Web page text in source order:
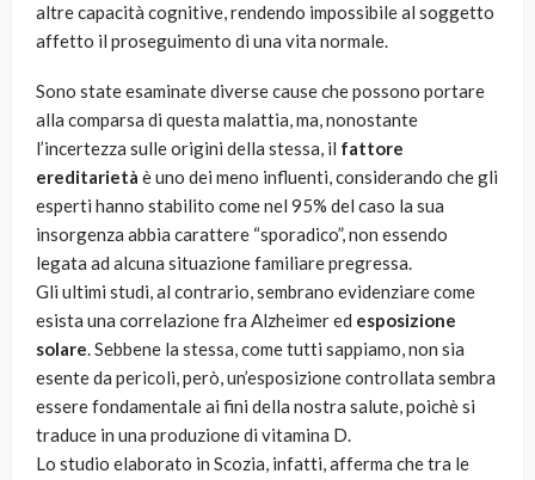
altre capacità cognitive, rendendo impossibile al soggetto
affetto il proseguimento di una vita normale.
Sono state esaminate diverse cause che possono portare
alla comparsa di questa malattia, ma, nonostante
l’incertezza sulle origini della stessa, il fattore
ereditarietà è uno dei meno influenti, considerando che gli
esperti hanno stabilito come nel 95% del caso la sua
insorgenza abbia carattere “sporadico”, non essendo
legata ad alcuna situazione familiare pregressa.
Gli ultimi studi, al contrario, sembrano evidenziare come
esista una correlazione fra Alzheimer ed esposizione
solare. Sebbene la stessa, come tutti sappiamo, non sia
esente da pericoli, però, un’esposizione controllata sembra
essere fondamentale ai fini della nostra salute, poichè si
traduce in una produzione di vitamina D.
Lo studio elaborato in Scozia, infatti, afferma che tra le